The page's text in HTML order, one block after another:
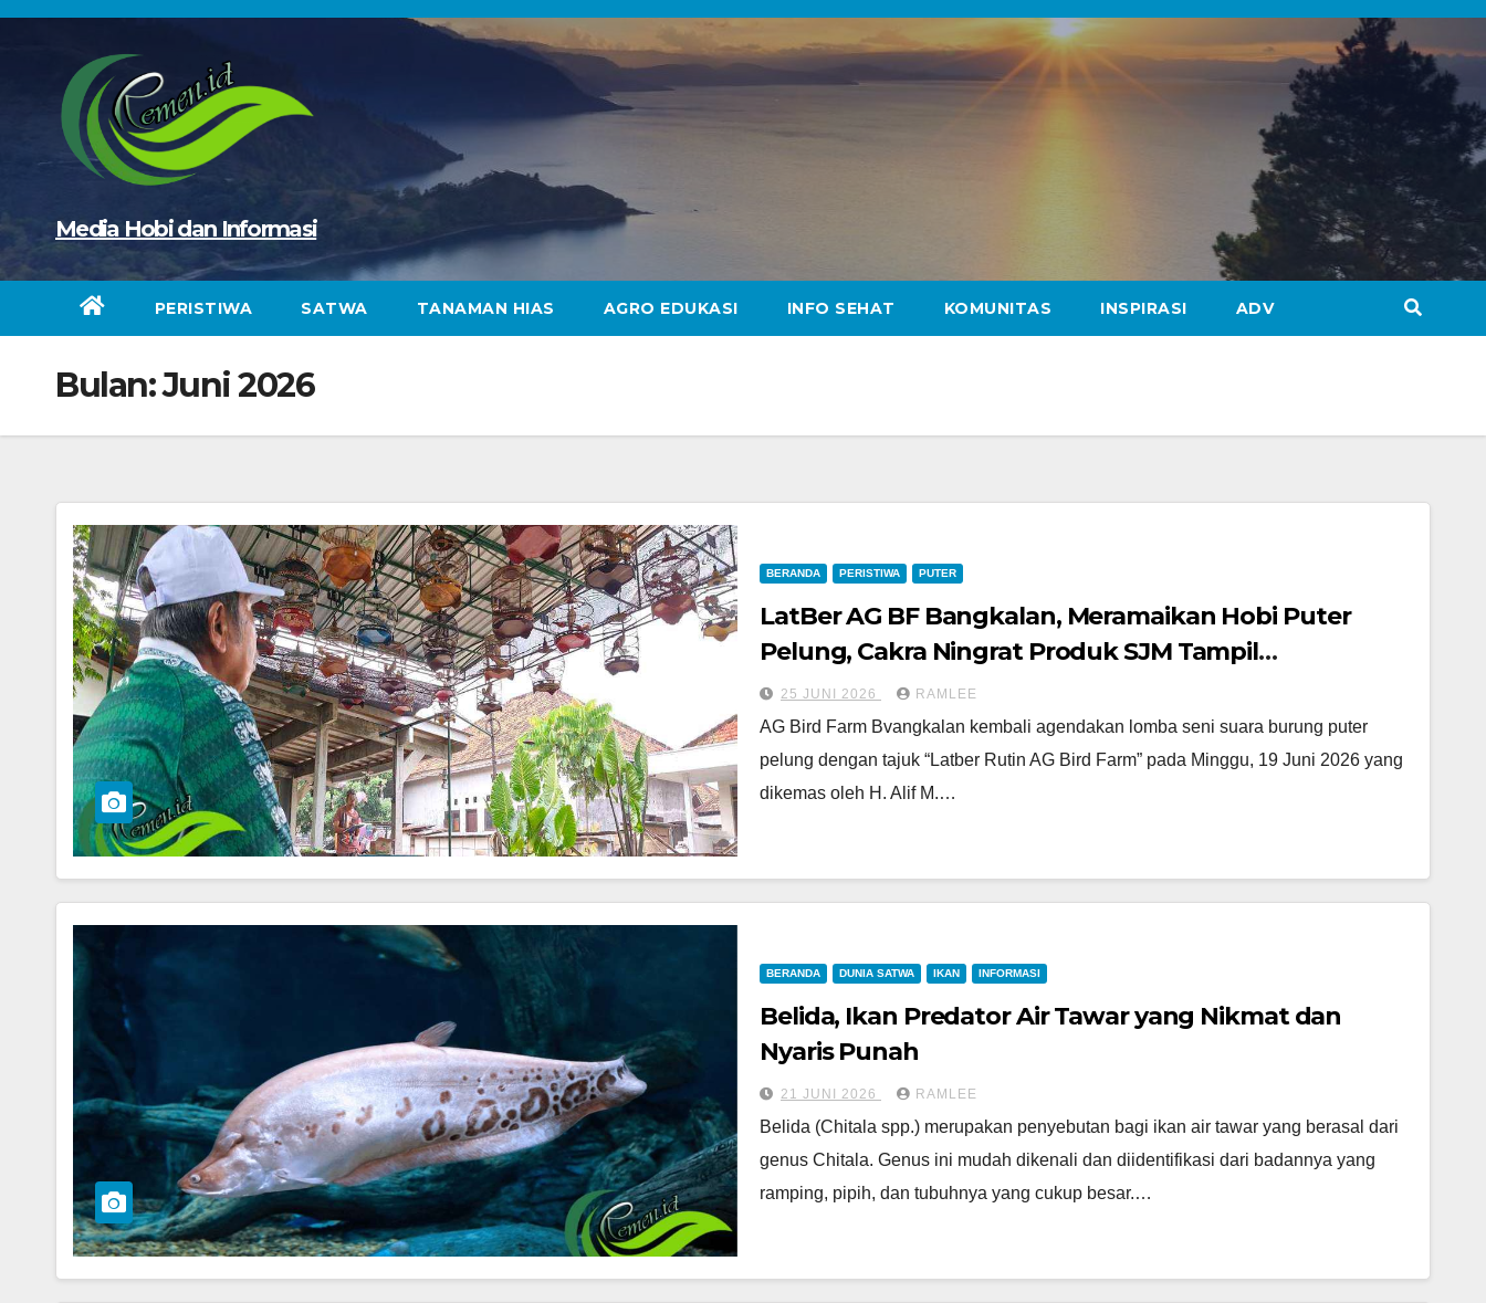
Skip
Media Hobi dan Informasi
PERISTIWA SATWA TANAMAN HIAS AGRO EDUKASI INFO SEHAT KOMUNITAS INSPIRASI ADV
Bulan:Juni 2026
BERANDA PERISTIWA PUTER
LatBer AG BF Bangkalan, Meramaikan Hobi Puter
Pelung, Cakra Ningrat Produk SJM Tampil
Mengesankan
25 JUNI 2026 RAMLEE
AG Bird Farm Bvangkalan kembali agendakan lomba seni suara burung puter
pelung dengan tajuk “Latber Rutin AG Bird Farm” pada Minggu, 19 Juni 2026 yang
dikemas oleh H. Alif M.…
BERANDA DUNIA SATWA IKAN INFORMASI
Belida, Ikan Predator Air Tawar yang Nikmat dan
Nyaris Punah
21 JUNI 2026 RAMLEE
Belida (Chitala spp.) merupakan penyebutan bagi ikan air tawar yang berasal dari
genus Chitala. Genus ini mudah dikenali dan diidentifikasi dari badannya yang
ramping, pipih, dan tubuhnya yang cukup besar.…